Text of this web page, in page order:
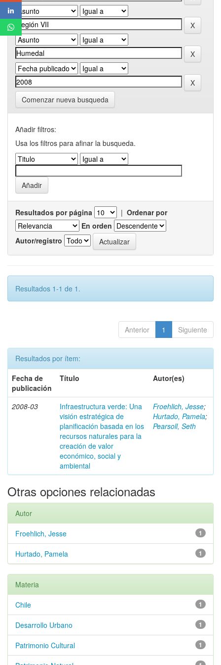
Comenzar nueva busqueda
Añadir filtros:
Usa los filtros para afinar la busqueda.
Resultados por página | Ordenar por
En orden
Autor/registro
Resultados 1-1 de 1.
Anterior 1 Siguiente
Resultados por ítem:
Fecha de
publicación
Título Autor(es)
2008-03
Infraestructura verde: Una
visión estratégica de
planificación basada en los
recursos naturales para la
creación de valor
económico, social y
ambiental
Froehlich, Jesse;
Hurtado, Pamela;
Pearsoll, Seth
Otras opciones relacionadas
Autor
1
Froehlich, Jesse
1
Hurtado, Pamela
Materia
1
Chile
1
Desarrollo Urbano
1
Patrimonio Cultural